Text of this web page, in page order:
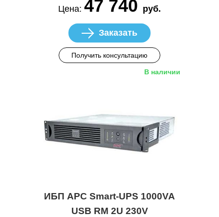
Цена: 47 740 руб.
Заказать
Получить консультацию
В наличии
ИБП APC Smart-UPS 1000VA
USB RM 2U 230V